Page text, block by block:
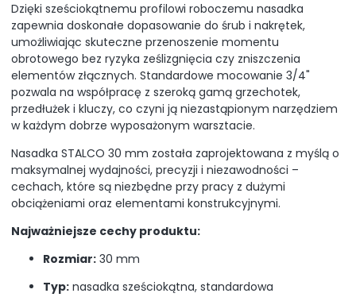
Dzięki sześciokątnemu profilowi roboczemu nasadka
zapewnia doskonałe dopasowanie do śrub i nakrętek,
umożliwiając skuteczne przenoszenie momentu
obrotowego bez ryzyka ześlizgnięcia czy zniszczenia
elementów złącznych. Standardowe mocowanie 3/4"
pozwala na współpracę z szeroką gamą grzechotek,
przedłużek i kluczy, co czyni ją niezastąpionym narzędziem
w każdym dobrze wyposażonym warsztacie.
Nasadka STALCO 30 mm została zaprojektowana z myślą o
maksymalnej wydajności, precyzji i niezawodności –
cechach, które są niezbędne przy pracy z dużymi
obciążeniami oraz elementami konstrukcyjnymi.
Najważniejsze cechy produktu:
Rozmiar: 30 mm
Typ: nasadka sześciokątna, standardowa